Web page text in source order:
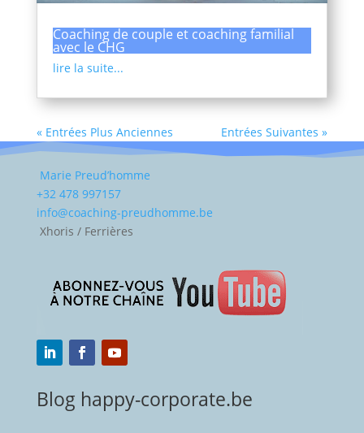
Coaching de couple et coaching familial
avec le CHG
lire la suite...
« Entrées Plus Anciennes Entrées Suivantes »
Marie Preud’homme
+32 478 997157
info@coaching-preudhomme.be
Xhoris / Ferrières
Blog happy-corporate.be